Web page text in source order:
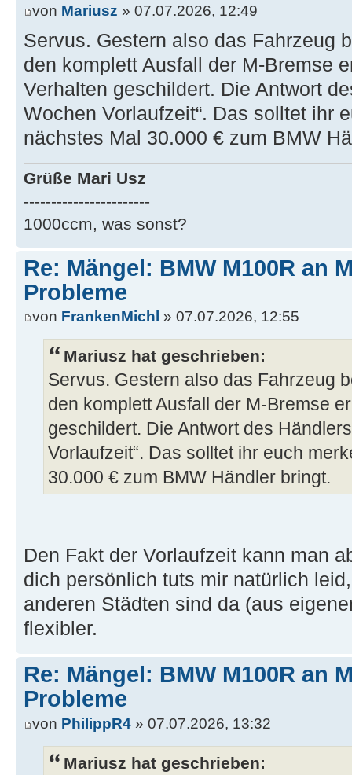
von Mariusz » 07.07.2026, 12:49
Servus. Gestern also das Fahrzeug
den komplett Ausfall der M-Bremse
Verhalten geschildert. Die Antwort
Wochen Vorlaufzeit“. Das solltet ihr
nächstes Mal 30.000 € zum BMW
Grüße Mari Usz
-----------------------
1000ccm, was sonst?
Re: Mängel: BMW M100R an
Probleme
von FrankenMichl » 07.07.2026, 12:55
Mariusz hat geschrieben:
Servus. Gestern also das Fahrzeug
den komplett Ausfall der M-Bremse
geschildert. Die Antwort des
Vorlaufzeit“. Das solltet ihr euch
30.000 € zum BMW Händler bringt.
Den Fakt der Vorlaufzeit kann man
dich persönlich tuts mir natürlich
anderen Städten sind da (aus
flexibler.
Re: Mängel: BMW M100R an
Probleme
von PhilippR4 » 07.07.2026, 13:32
Mariusz hat geschrieben: